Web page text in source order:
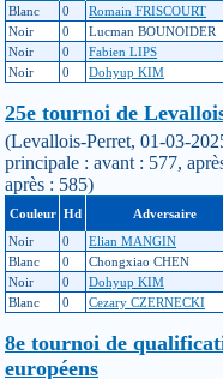
Blanc
0 Romain FRISCOURT
Noir
0 Lucman BOUNOIDER
Noir
0 Fabien LIPS
Noir
0 Dohyup KIM
25e tournoi de
(Levallois-Perret, 01-03-
principale : avant : 577,
après : 585)
Couleur Hd Adversaire
Noir
0 Elian MANGIN
Blanc
0 Chongxiao CHEN
Noir
0 Dohyup KIM
Blanc
0 Cezary CZERNECKI
8e tournoi de
européens